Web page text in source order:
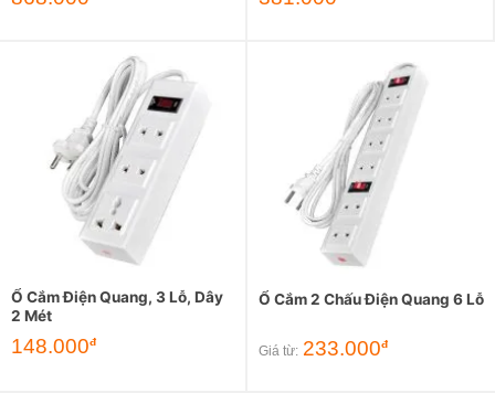
Ổ Cắm Điện Quang, 3 Lỗ, Dây
2 Mét
148.000đ
Ổ Cắm 2 Chấu Điện Quang 6 Lỗ
Giá từ: 233.000đ